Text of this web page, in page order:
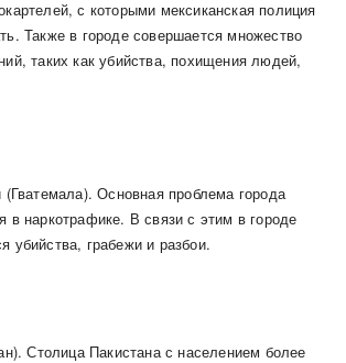
с которыми мексиканская полиция
Также в городе совершается множество
таких как убийства, похищения людей,
Основная проблема города
в наркотрафике. В связи с этим в городе
убийства, грабежи и разбои.
Столица Пакистана с населением более